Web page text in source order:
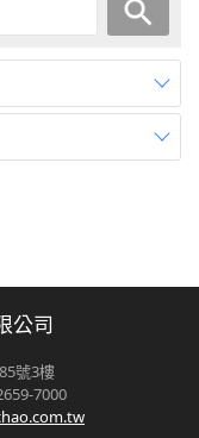
公司
號3樓
7000